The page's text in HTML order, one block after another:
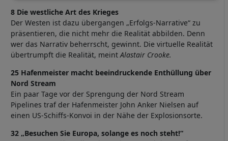
8 Die westliche Art des Krieges
Der Westen ist dazu übergangen „Erfolgs-Narrative“ zu
präsentieren, die nicht mehr die Realität abbilden. Denn
wer das Narrativ beherrscht, gewinnt. Die virtuelle Realität
übertrumpft die Realität, meint Alastair Crooke.
25 Hafenmeister macht beeindruckende Enthüllung über
Nord Stream
Ein paar Tage vor der Sprengung der Nord Stream
Pipelines traf der Hafenmeister John Anker Nielsen auf
einen US-Schiffs-Konvoi in der Nähe der Explosionsorte.
32 „Besuchen Sie Europa, solange es noch steht!“
und
Cookies